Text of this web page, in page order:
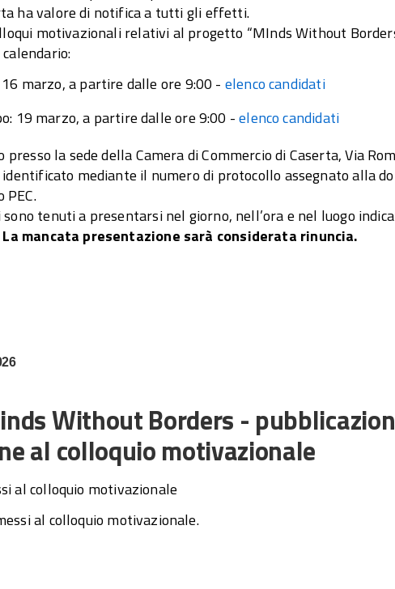
ha valore di notifica a tutti gli effetti.
motivazionali relativi al progetto “MInds Without
marzo, a partire dalle ore 9:00 - elenco candidati
19 marzo, a partire dalle ore 9:00 -elenco candidati
la sede della Camera di Commercio di Caserta, Via
identificato mediante il numero di protocollo assegnato alla
PEC.
tenuti a presentarsi nel giorno, nell’ora e nel luogo
La mancata presentazione sarà considerata rinuncia.
Without Borders -
al colloquio motivazionale
al colloquio motivazionale
al colloquio motivazionale.